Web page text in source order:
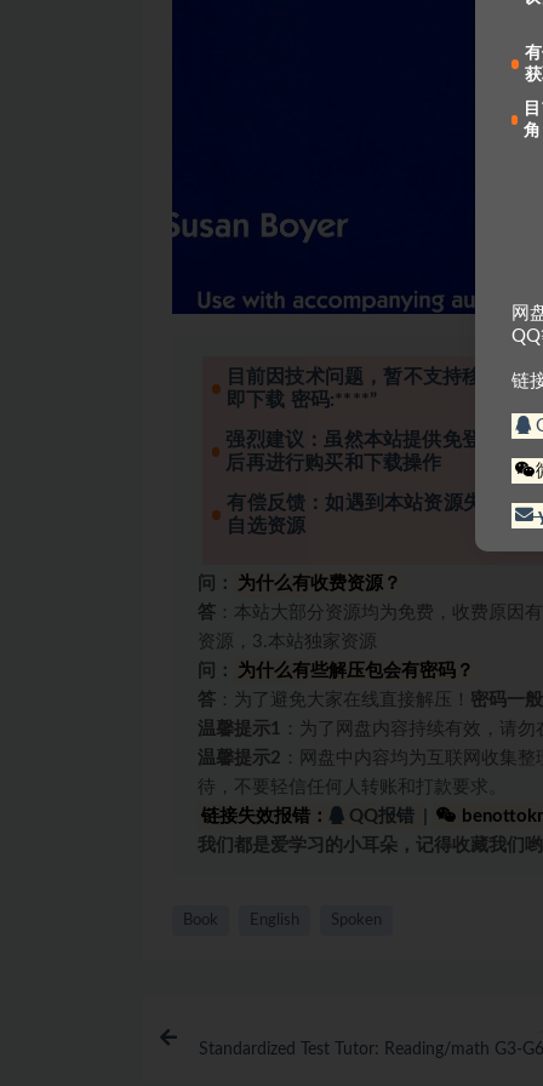
目前因技术问题，暂不支持移动设
即下载 密码:****”
强烈建议：虽然本站提供免登录下
后再进行购买和下载操作
有偿反馈：如遇到本站资源失效的
自选资源
问：
为什么有收费资源？
答 ：本站大部分资源均为免费，收费原因
资源，3.本站独家资源
问：
为什么有些解压包会有密码？
答 ：为了避免大家在线直接解压！ 密码一
温馨提示1 ：为了网盘内容持续有效，请
温馨提示2 ：网盘中内容均为互联网收集
待，不要轻信任何人转账和打款要求。
链接失效报错：
QQ报错
我们都是爱学习的小耳朵，记得收藏我们
Book English Spoken
Standardized Test Tutor: Reading/math G3-
网
QQ
链